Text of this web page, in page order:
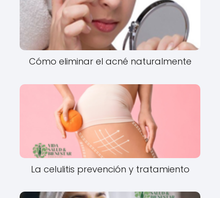
Cómo eliminar el acné naturalmente
La celulitis prevención y tratamiento